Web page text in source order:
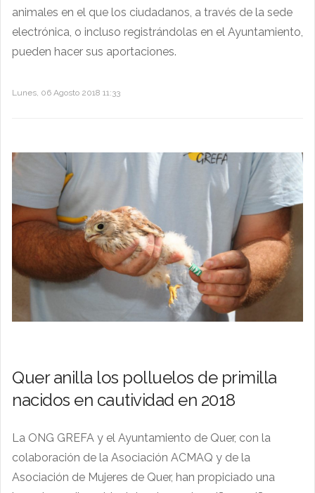
animales en el que los ciudadanos, a través de la sede
electrónica, o incluso registrándolas en el Ayuntamiento,
pueden hacer sus aportaciones.
Lunes, 06 Agosto 2018 11:33
Quer anilla los polluelos de primilla
nacidos en cautividad en 2018
La ONG GREFA y el Ayuntamiento de Quer, con la
colaboración de la Asociación ACMAQ y de la
Asociación de Mujeres de Quer, han propiciado una